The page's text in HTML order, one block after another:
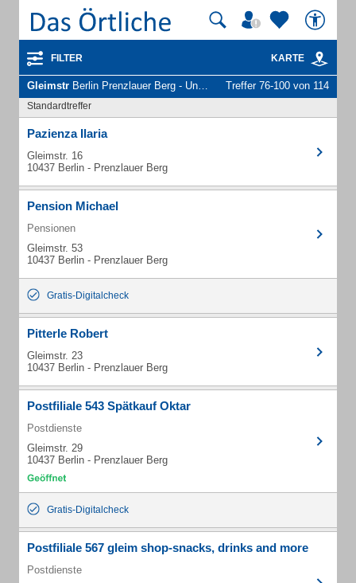
FILTER KARTE
Gleimstr Berlin Prenzlauer Berg - Unternehmen und Personen Treffer 76-100 von 114
Standardtreffer
Pazienza Ilaria
Gleimstr. 16
10437 Berlin - Prenzlauer Berg
Pension Michael
Pensionen
Gleimstr. 53
10437 Berlin - Prenzlauer Berg
Gratis-Digitalcheck
Pitterle Robert
Gleimstr. 23
10437 Berlin - Prenzlauer Berg
Postfiliale 543 Spätkauf Oktar
Postdienste
Gleimstr. 29
10437 Berlin - Prenzlauer Berg
Gratis-Digitalcheck
Postfiliale 567 gleim shop-snacks, drinks and more
Postdienste